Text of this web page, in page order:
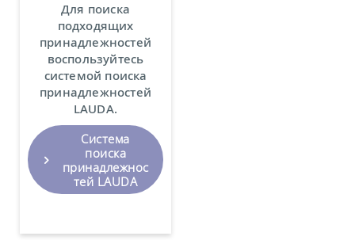
Для поиска
подходящих
принадлежностей
воспользуйтесь
системой поиска
принадлежностей
LAUDA.
Система
поиска
принадлежнос
тей LAUDA